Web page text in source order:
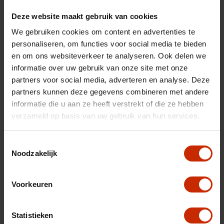
Deze website maakt gebruik van cookies
We gebruiken cookies om content en advertenties te
personaliseren, om functies voor social media te bieden
en om ons websiteverkeer te analyseren. Ook delen we
informatie over uw gebruik van onze site met onze
partners voor social media, adverteren en analyse. Deze
partners kunnen deze gegevens combineren met andere
informatie die u aan ze heeft verstrekt of die ze hebben
verzameld op basis van uw gebruik van hun services.
Noodzakelijk
Voorkeuren
Statistieken
Model
7
Type
1.5 GDI Exclusive PHEV
Transmissie
Automaat
Brandstof
Hybride (benzine)
Gewicht
1770 kg
Max trekgewicht
1500 kg
C02 uitstoot
54 g/km
Energielabel
Cilinderinhoud